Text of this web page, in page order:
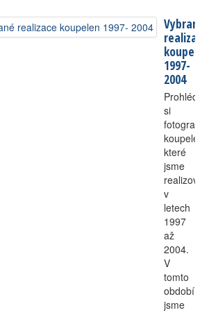
Vybrané
realizace
koupelen
1997-
2004
si
fotografie
koupelen,
které
jsme
realizovali
v
letech
1997
až
2004.
V
tomto
období
jsme